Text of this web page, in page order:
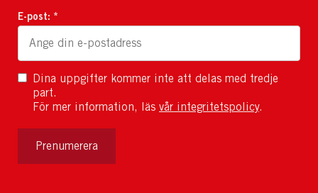
E-post: *
Dina uppgifter kommer inte att delas med tredje
part.
För mer information, läs vår integritetspolicy.
Prenumerera